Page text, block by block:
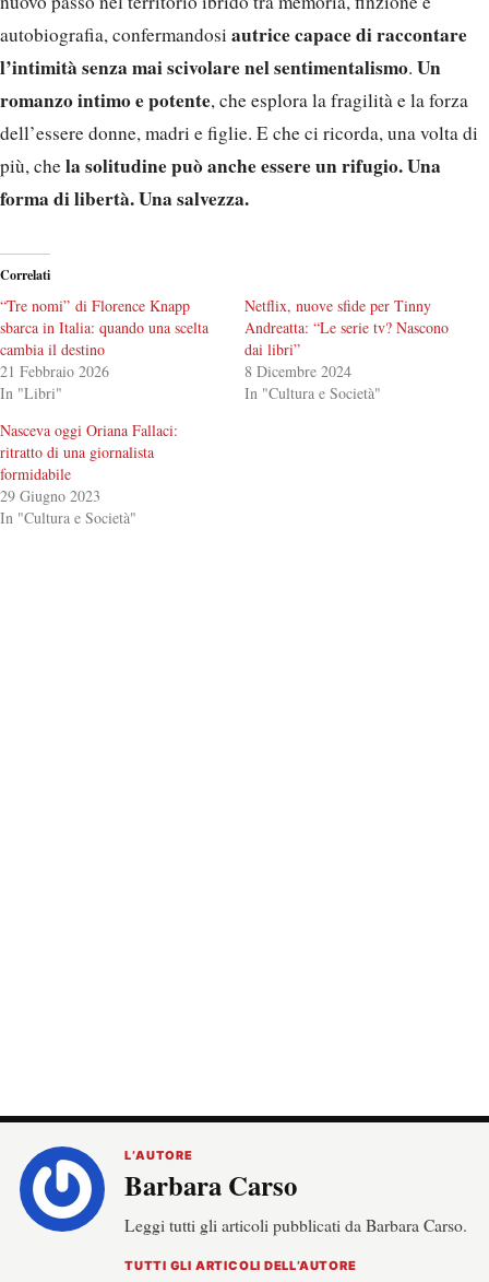
autobiografia, confermandosi autrice capace di raccontare
l’intimità senza mai scivolare nel sentimentalismo. Un
romanzo intimo e potente, che esplora la fragilità e la forza
dell’essere donne, madri e figlie. E che ci ricorda, una volta di
più, chela solitudine può anche essere un rifugio. Una
forma di libertà. Una salvezza.
Correlati
“Tre nomi” di Florence Knapp
sbarca in Italia: quando una scelta
cambia il destino
21 Febbraio 2026
In "Libri"
Netflix, nuove sfide per Tinny
Andreatta: “Le serie tv? Nascono
dai libri”
8 Dicembre 2024
In "Cultura e Società"
Nasceva oggi Oriana Fallaci:
ritratto di una giornalista
formidabile
29 Giugno 2023
In "Cultura e Società"
L’AUTORE
Barbara Carso
Leggi tutti gli articoli pubblicati da Barbara Carso.
TUTTI GLI ARTICOLI DELL’AUTORE